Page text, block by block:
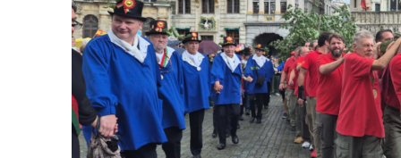
Survol aérien : combien coûterait la
route RNP 07L à Bruxelles sur le
long terme ?